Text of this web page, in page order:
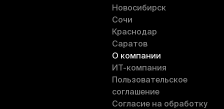
Новосибирск
Сочи
Краснодар
Саратов
О компании
ИT-компания
Пользовательское
соглашение
Согласие на обработку